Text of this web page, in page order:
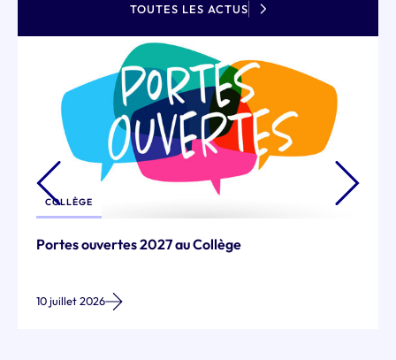
TOUTES LES ACTUS
COLLÈGE
Portes ouvertes 2027 au Collège
10 juillet 2026